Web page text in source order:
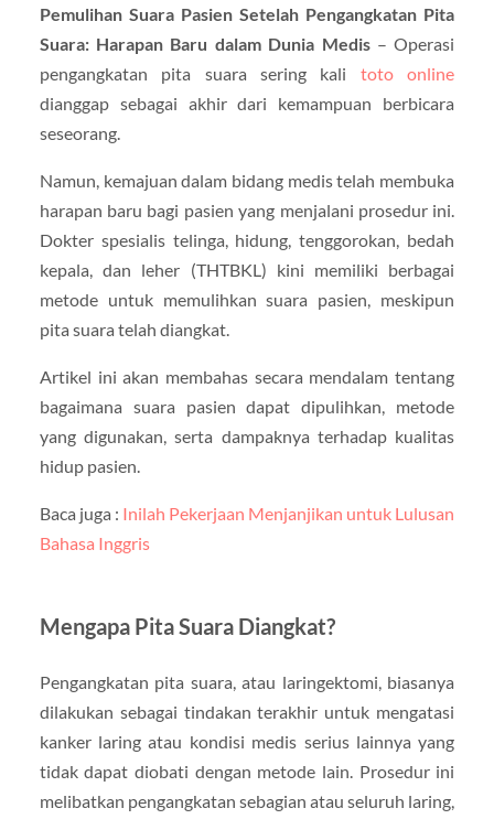
Pemulihan Suara Pasien Setelah Pengangkatan Pita
Suara: Harapan Baru dalam Dunia Medis– Operasi
pengangkatan pita suara sering kali toto online
dianggap sebagai akhir dari kemampuan berbicara
seseorang.
Namun, kemajuan dalam bidang medis telah membuka
harapan baru bagi pasien yang menjalani prosedur ini.
Dokter spesialis telinga, hidung, tenggorokan, bedah
kepala, dan leher (THTBKL) kini memiliki berbagai
metode untuk memulihkan suara pasien, meskipun
pita suara telah diangkat.
Artikel ini akan membahas secara mendalam tentang
bagaimana suara pasien dapat dipulihkan, metode
yang digunakan, serta dampaknya terhadap kualitas
hidup pasien.
Baca juga : Inilah Pekerjaan Menjanjikan untuk Lulusan
Bahasa Inggris
Mengapa Pita Suara Diangkat?
Pengangkatan pita suara, atau laringektomi, biasanya
dilakukan sebagai tindakan terakhir untuk mengatasi
kanker laring atau kondisi medis serius lainnya yang
tidak dapat diobati dengan metode lain. Prosedur ini
melibatkan pengangkatan sebagian atau seluruh laring,